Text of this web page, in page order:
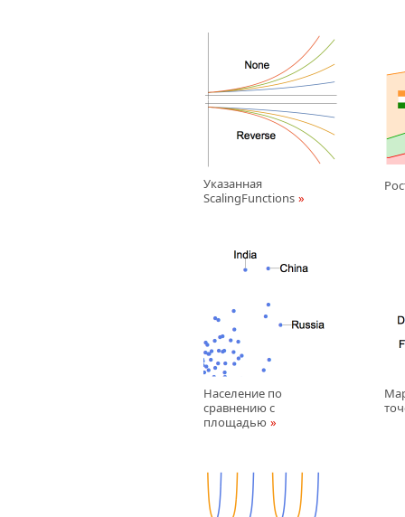
Указанная
ScalingFunctions
Население по
сравнению с
площадью